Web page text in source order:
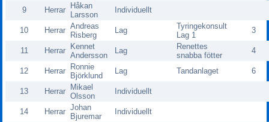
9 Herrar
Håkan
Larsson
Individuellt
10 Herrar Andreas
Risberg
Lag
Tyringekonsult
Lag 1
3
11 Herrar
Kennet
Andersson
Lag
Renettes
snabba fötter
4
12 Herrar
Ronnie
Björklund
Lag Tandanlaget 6
13 Herrar
Mikael
Olsson
Individuellt
14 Herrar Johan
Bjuremar
Individuellt